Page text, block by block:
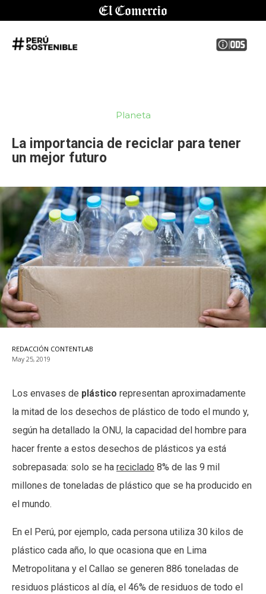
Planeta
La importancia de reciclar para tener
un mejor futuro
REDACCIÓN CONTENTLAB
May 25, 2019
Los envases de plástico representan aproximadamente
la mitad de los desechos de plástico de todo el mundo y,
según ha detallado la ONU, la capacidad del hombre para
hacer frente a estos desechos de plásticos ya está
sobrepasada: solo se ha reciclado 8% de las 9 mil
millones de toneladas de plástico que se ha producido en
el mundo.
En el Perú, por ejemplo, cada persona utiliza 30 kilos de
plástico cada año, lo que ocasiona que en Lima
Metropolitana y el Callao se generen 886 toneladas de
residuos plásticos al día, el 46% de residuos de todo el